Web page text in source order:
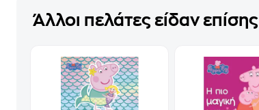
Άλλοι πελάτες είδαν επίσης